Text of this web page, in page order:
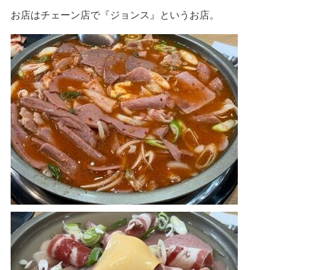
お店はチェーン店で『ジョンス』というお店。